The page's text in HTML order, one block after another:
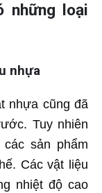
những loại
nhựa
nhựa cũng đã
Tuy nhiên
sản phẩm
Các vật liệu
nhiệt độ cao